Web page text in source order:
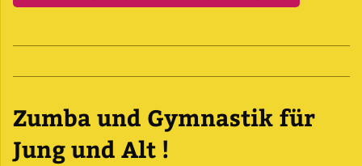
Zumba und Gymnastik für
Jung und Alt !